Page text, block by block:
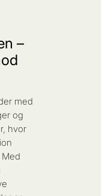
–
med
og
hvor
Med